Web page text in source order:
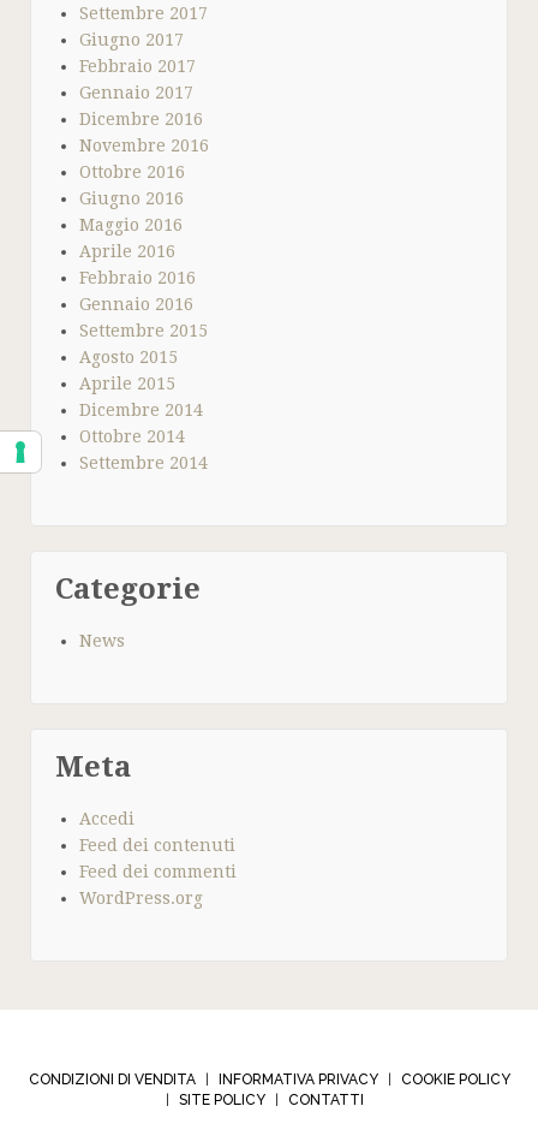
Settembre 2017
Giugno 2017
Febbraio 2017
Gennaio 2017
Dicembre 2016
Novembre 2016
Ottobre 2016
Giugno 2016
Maggio 2016
Aprile 2016
Febbraio 2016
Gennaio 2016
Settembre 2015
Agosto 2015
Aprile 2015
Dicembre 2014
Ottobre 2014
Settembre 2014
Categorie
News
Meta
Accedi
Feed dei contenuti
Feed dei commenti
WordPress.org
CONDIZIONI DI VENDITA INFORMATIVA PRIVACY COOKIE POLICY
SITE POLICY CONTATTI